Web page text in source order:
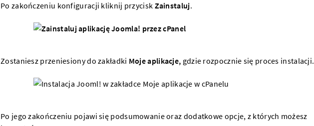
Po zakończeniu konfiguracji kliknij przycisk Zainstaluj.
Zostaniesz przeniesiony do zakładki Moje aplikacje, gdzie rozpocznie się proces instalacji.
Po jego zakończeniu pojawi się podsumowanie oraz dodatkowe opcje, z których możesz